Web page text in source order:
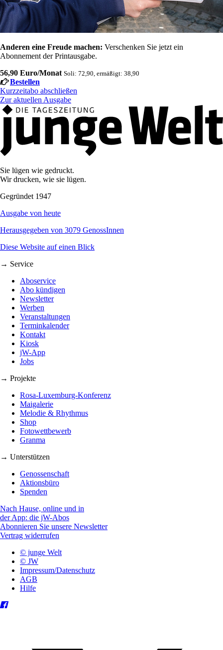
Anderen eine Freude machen: Verschenken Sie jetzt ein
Abonnement der Printausgabe.
56,90 Euro/Monat Soli: 72,90, ermäßigt: 38,90
Bestellen
Kurzzeitabo abschließen
Zur aktuellen Ausgabe
Sie lügen wie gedruckt.
Wir drucken, wie sie lügen.
Gegründet 1947
Ausgabe von heute
Herausgegeben von 3079 GenossInnen
Diese Website auf einen Blick
→ Service
Aboservice
Abo kündigen
Newsletter
Werben
Veranstaltungen
Terminkalender
Kontakt
Kiosk
jW-App
Jobs
→ Projekte
Rosa-Luxemburg-Konferenz
Maigalerie
Melodie & Rhythmus
Shop
Fotowettbewerb
Granma
→ Unterstützen
Genossenschaft
Aktionsbüro
Spenden
Nach Hause, online und in
der App: die jW-Abos
Abonnieren Sie unsere Newsletter
Vertrag widerrufen
© junge Welt
© JW
Impressum/Datenschutz
AGB
Hilfe